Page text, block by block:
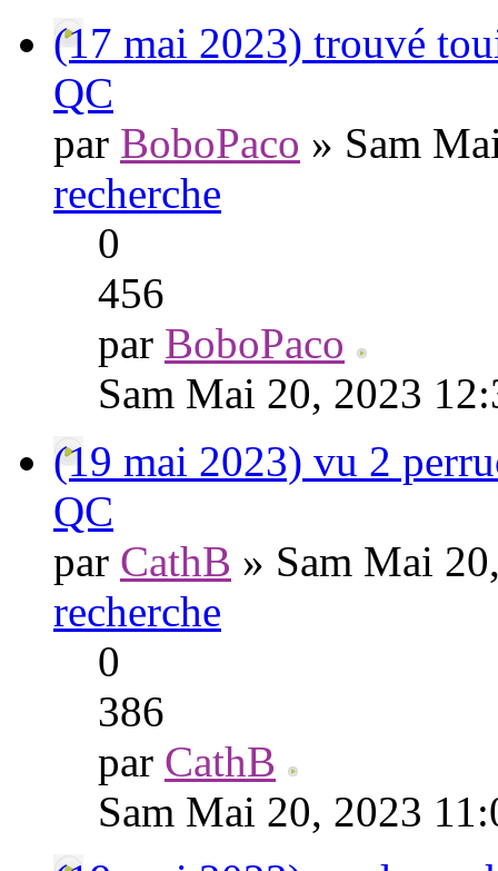
(17 mai 2023) trouvé
QC
par BoboPaco » Sam
recherche
0
456
par BoboPaco
Sam Mai 20, 2023
(19 mai 2023) vu 2
QC
par CathB » Sam Mai
recherche
0
386
par CathB
Sam Mai 20, 2023